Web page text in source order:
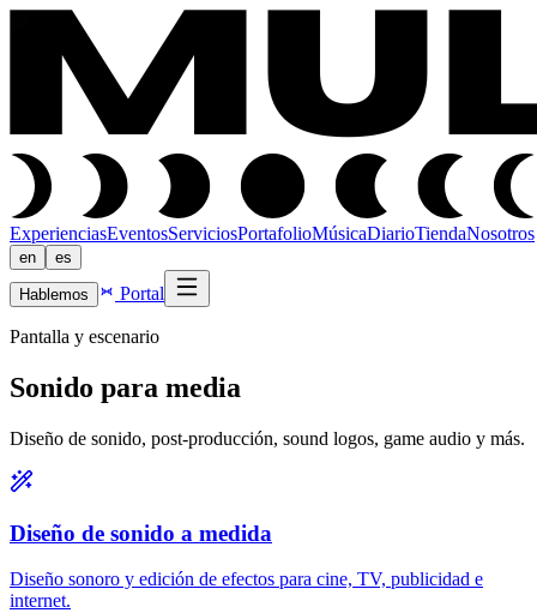
ExperienciasEventosServiciosPortafolioMúsicaDiarioTiendaNosotros
en es
Hablemos Portal
Pantalla y escenario
Sonido para media
Diseño de sonido, post-producción, sound logos, game audio y más.
Diseño de sonido a medida
Diseño sonoro y edición de efectos para cine, TV, publicidad e
internet.